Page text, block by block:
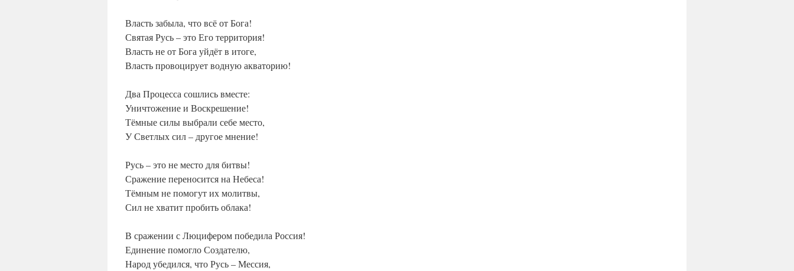
Власть забыла, что всё от Бога!
Святая Русь – это Его территория!
Власть не от Бога уйдёт в итоге,
Власть провоцирует водную акваторию!
Два Процесса сошлись вместе:
Уничтожение и Воскрешение!
Тёмные силы выбрали себе место,
У Светлых сил – другое мнение!
Русь – это не место для битвы!
Сражение переносится на Небеса!
Тёмным не помогут их молитвы,
Сил не хватит пробить облака!
В сражении с Люцифером победила Россия!
Единение помогло Создателю,
Народ убедился, что Русь – Мессия,